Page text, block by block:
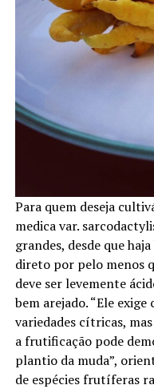
Para quem deseja
medica var.
grandes, desde que
direto por pelo menos
deve ser levemente
bem arejado. “Ele
variedades cítricas,
a frutificação pode
plantio da muda”,
de espécies frutíferas